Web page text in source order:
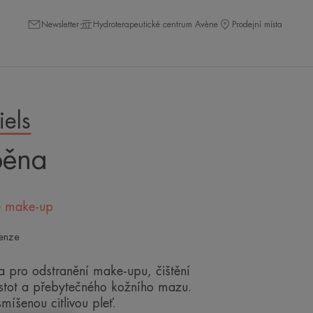
Newsletter Hydroterapeutické centrum Avène Prodejní místa
make-up
pro odstranění make-upu, čištění
a přebytečného kožního mazu.
citlivou pleť.